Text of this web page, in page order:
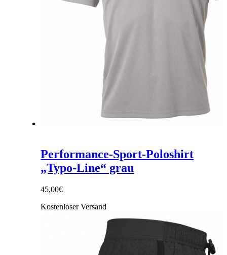
Performance-Sport-Poloshirt
„Typo-Line“ grau
45,00€
Kostenloser Versand